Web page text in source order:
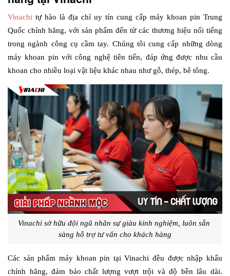
Vinachi tự hào là địa chỉ uy tín cung cấp máy khoan pin Trung
Quốc chính hãng, với sản phẩm đến từ các thương hiệu nổi tiếng
trong ngành công cụ cầm tay. Chúng tôi cung cấp những dòng
máy khoan pin với công nghệ tiên tiến, đáp ứng được nhu cầu
khoan cho nhiều loại vật liệu khác nhau như gỗ, thép, bê tông.
Vinachi sở hữu đội ngũ nhân sự giàu kinh nghiệm, luôn sẵn
sàng hỗ trợ tư vấn cho khách hàng
Các sản phẩm máy khoan pin tại Vinachi đều được nhập khẩu
chính hãng, đảm bảo chất lượng vượt trội và độ bền lâu dài.